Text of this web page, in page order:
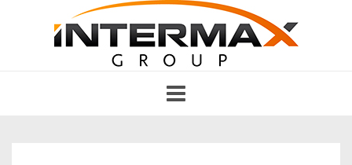
navigation